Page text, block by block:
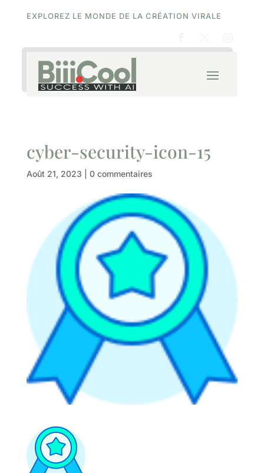
EXPLOREZ LE MONDE DE LA CRÉATION VIRALE
cyber-security-icon-15
Août 21, 2023 0 commentaires